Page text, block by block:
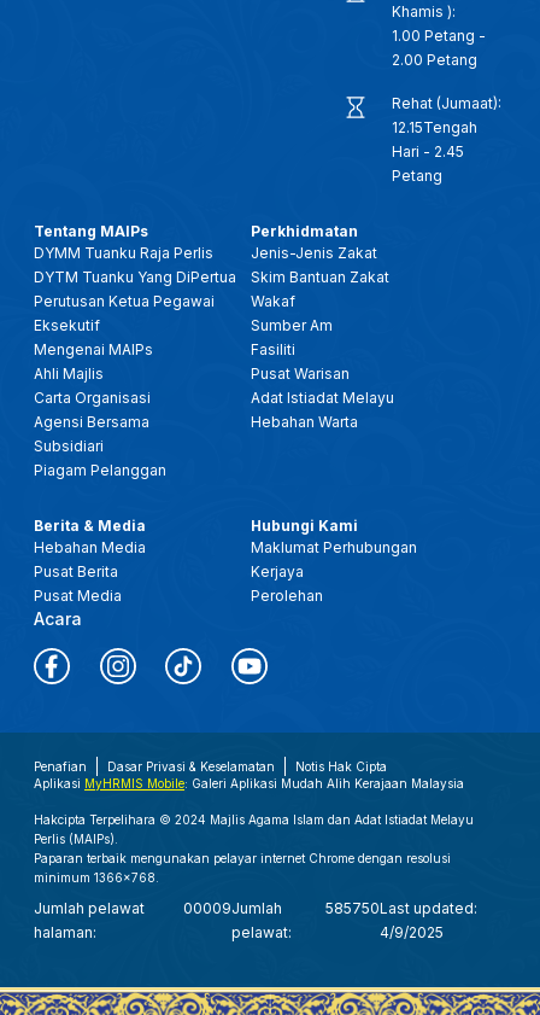
Khamis ):
1.00 Petang -
2.00 Petang
Rehat (Jumaat):
12.15Tengah
Hari - 2.45
Petang
Tentang MAIPs
DYMM Tuanku Raja Perlis
DYTM Tuanku Yang DiPertua
Perutusan Ketua Pegawai
Eksekutif
Mengenai MAIPs
Ahli Majlis
Carta Organisasi
Agensi Bersama
Subsidiari
Piagam Pelanggan
Perkhidmatan
Jenis-Jenis Zakat
Skim Bantuan Zakat
Wakaf
Sumber Am
Fasiliti
Pusat Warisan
Adat Istiadat Melayu
Hebahan Warta
Berita & Media
Hebahan Media
Pusat Berita
Pusat Media
Acara
Hubungi Kami
Maklumat Perhubungan
Kerjaya
Perolehan
Penafian Dasar Privasi & Keselamatan
Notis Hak Cipta
Aplikasi MyHRMIS Mobile: Galeri Aplikasi Mudah Alih Kerajaan Malaysia
Hakcipta Terpelihara © 2024 Majlis Agama Islam dan Adat Istiadat Melayu
Perlis (MAIPs).
Paparan terbaik mengunakan pelayar internet Chrome dengan resolusi
minimum 1366x768.
Jumlah pelawat
halaman:
00009Jumlah
pelawat:
585750Last updated:
4/9/2025